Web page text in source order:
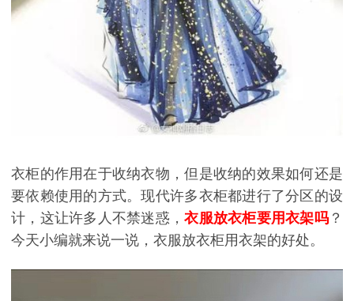
衣柜的作用在于收纳衣物，但是收纳的效果如何还是
要依赖使用的方式。现代许多衣柜都进行了分区的设
计，这让许多人不禁迷惑，衣服放衣柜要用衣架吗 ？
今天小编就来说一说，衣服放衣柜用衣架的好处。